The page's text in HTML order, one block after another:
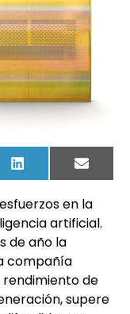
LinkedIn
Email
en la
artificial.
de año la
compañía
de
supere